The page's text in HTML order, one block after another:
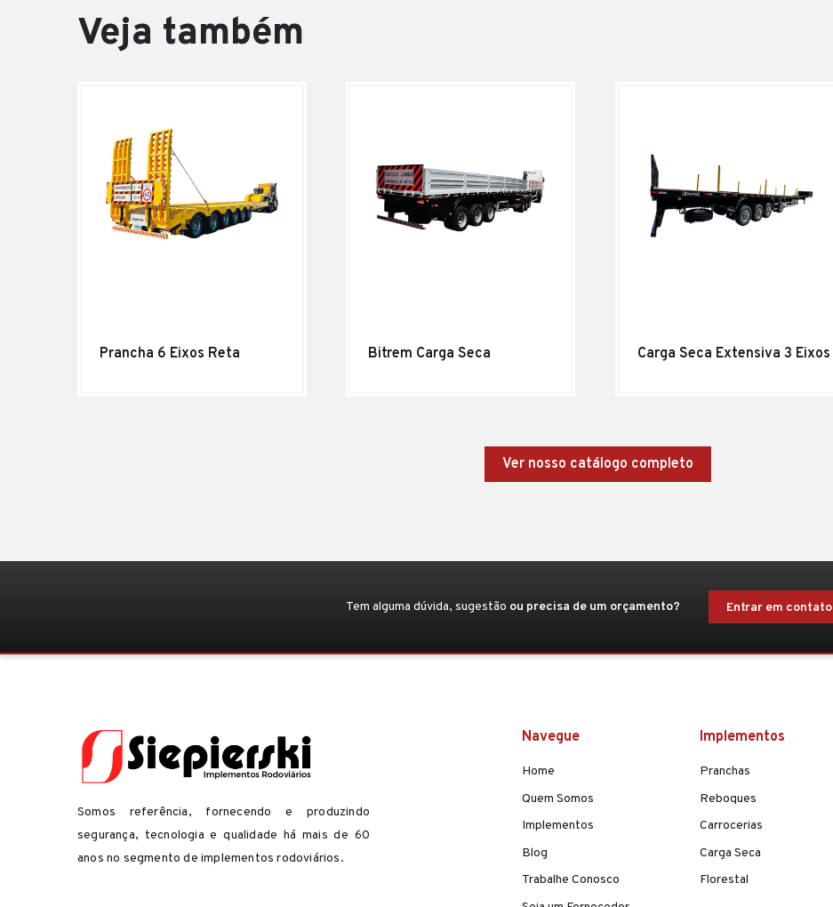
Veja também
Prancha 6 Eixos Reta Bitrem Carga Seca Carga Seca Extensiva 3 Eixos
Ver nosso catálogo completo
Tem alguma dúvida, sugestão ou precisa de um orçamento? Entrar em contato
Somos referência, fornecendo e produzindo
segurança, tecnologia e qualidade há mais de 60
anos no segmento de implementos rodoviários.
Navegue
Home
Quem Somos
Implementos
Blog
Trabalhe Conosco
Implementos
Pranchas
Reboques
Carrocerias
Carga Seca
Florestal